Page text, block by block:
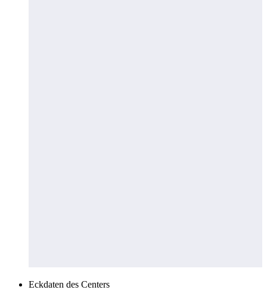
Eckdaten des Centers